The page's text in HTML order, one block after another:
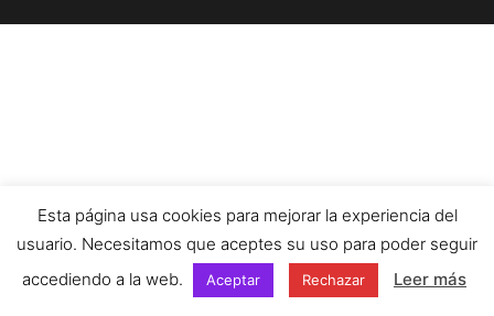
Esta página usa cookies para mejorar la experiencia del
usuario. Necesitamos que aceptes su uso para poder seguir
accediendo a la web.
Aceptar Rechazar Leer más